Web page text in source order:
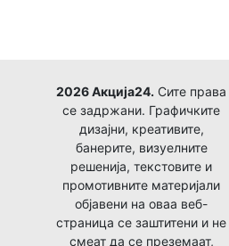
2026 Акција24. Сите права
се задржани. Графичките
дизајни, креативите,
банерите, визуелните
решенија, текстовите и
промотивните материјали
објавени на оваа веб-
страница се заштитени и не
смеат да се преземаат,